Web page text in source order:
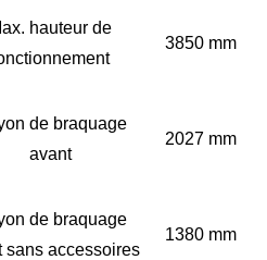
hauteur de
3850 mm
de braquage
avant
2027 mm
de braquage
sans accessoires
1380 mm